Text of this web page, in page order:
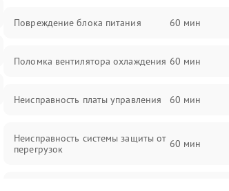
Повреждение блока питания 60 мин
Поломка вентилятора охлаждения 60 мин
Неисправность платы управления 60 мин
Неисправность системы защиты от
перегрузок
60 мин